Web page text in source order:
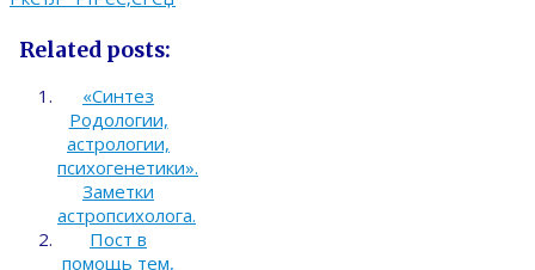
Related posts:
«Синтез
Родологии,
астрологии,
психогенетики».
Заметки
астропсихолога.
Пост в
помощь тем,